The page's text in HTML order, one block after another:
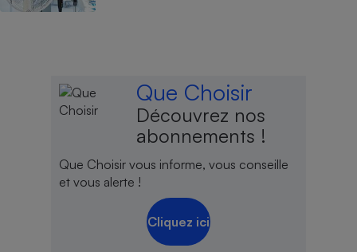
Que Choisir
Découvrez nos
abonnements !
Que Choisir vous informe, vous conseille
et vous alerte !
Cliquez ici